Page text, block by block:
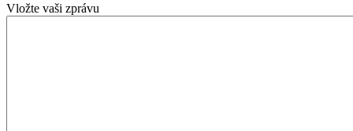
Vložte vaši zprávu